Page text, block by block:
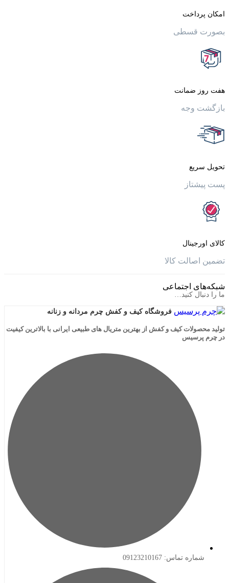
قسطی
ضمانت
وجه
کالا
اجتماعی
کنید…
فروشگاه کیف و کفش چرم مردانه و زنانه
کیف و کفش از بهترین متریال های طبیعی ایرانی با بالاترین کیفیت
تماس: 09123210167